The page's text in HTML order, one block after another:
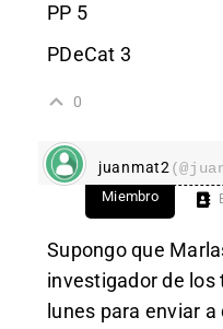
PP 5
PDeCat 3
0
juanmat2
Miembro
Supongo que
investigador de los
lunes para enviar